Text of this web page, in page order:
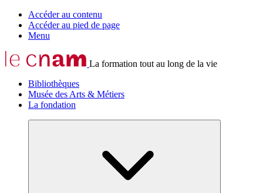
Accéder au contenu
Accéder au pied de page
Menu
La formation tout au long de la vie
Bibliothèques
Musée des Arts & Métiers
La fondation